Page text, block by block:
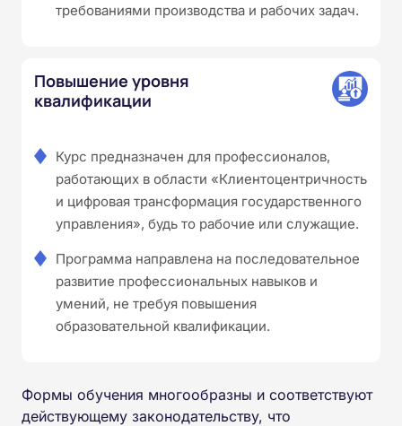
требованиями производства и рабочих задач.
Повышение уровня
квалификации
Курс предназначен для профессионалов,
работающих в области «Клиентоцентричность
и цифровая трансформация государственного
управления», будь то рабочие или служащие.
Программа направлена на последовательное
развитие профессиональных навыков и
умений, не требуя повышения
образовательной квалификации.
Формы обучения многообразны и соответствуют
действующему законодательству, что